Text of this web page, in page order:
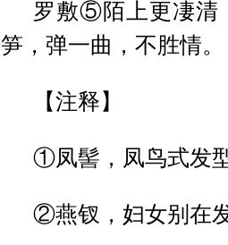
罗敷⑤陌上更凄清
笋，弹一曲，不胜情。
【注释】
①凤髻，凤鸟式发
②燕钗，妇女别在